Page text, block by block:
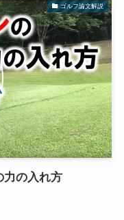
ゴルフ論文解説
力の入れ方